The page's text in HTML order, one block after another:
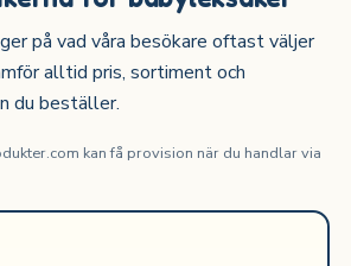
på vad våra besökare oftast väljer
alltid pris, sortiment och
du beställer.
kan få provision när du handlar via